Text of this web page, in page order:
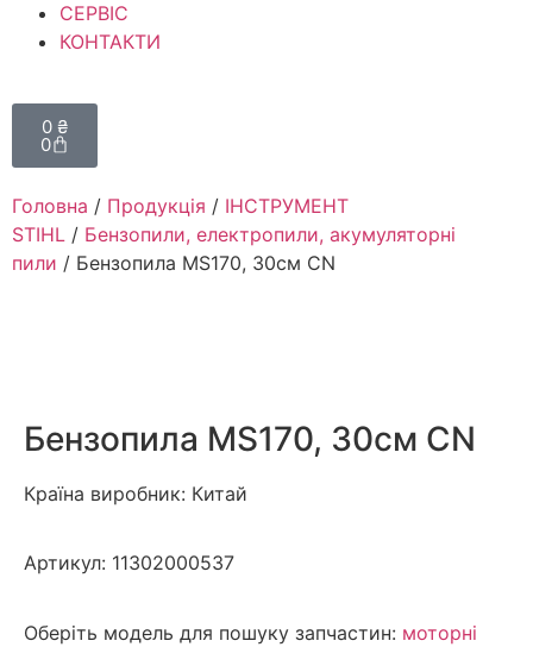
СЕРВІС
КОНТАКТИ
0 ₴
0
Головна / Продукція / ІНСТРУМЕНТ
STIHL / Бензопили, електропили, акумуляторні
пили / Бензопила MS170, 30см CN
Бензопила MS170, 30см CN
Країна виробник: Китай
Артикул: 11302000537
Оберіть модель для пошуку запчастин: моторні